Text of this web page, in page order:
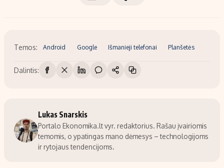
Temos: Android Google Išmanieji telefonai Planšetės
Dalintis:
Lukas Snarskis
Portalo Ekonomika.lt vyr. redaktorius. Rašau įvairiomis
temomis, o ypatingas mano dėmesys – technologijoms
ir rytojaus tendencijoms.